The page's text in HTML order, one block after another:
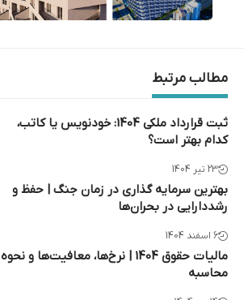
مطالب مرتبط
ثبت قرارداد ملکی 1404: خودنویس یا کاتب،
کدام بهتر است؟
23 تیر 1404
بهترین سرمایه گذاری در زمان جنگ | حفظ و
رشددارایی در بحران‌ها
6 اسفند 1404
مالیات حقوق 1404 | نرخ‌ها، معافیت‌ها و نحوه
محاسبه